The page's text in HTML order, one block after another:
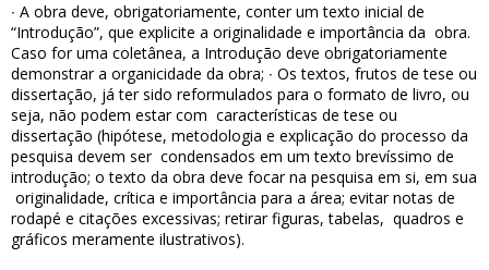
∙ A obra deve, obrigatoriamente, conter um texto inicial de
“Introdução”, que explicite a originalidade e importância da obra.
Caso for uma coletânea, a Introdução deve obrigatoriamente
demonstrar a organicidade da obra; ∙ Os textos, frutos de tese ou
dissertação, já ter sido reformulados para o formato de livro, ou
seja, não podem estar com características de tese ou
dissertação (hipótese, metodologia e explicação do processo da
pesquisa devem ser condensados em um texto brevíssimo de
introdução; o texto da obra deve focar na pesquisa em si, em sua
originalidade, crítica e importância para a área; evitar notas de
rodapé e citações excessivas; retirar figuras, tabelas, quadros e
gráficos meramente ilustrativos).